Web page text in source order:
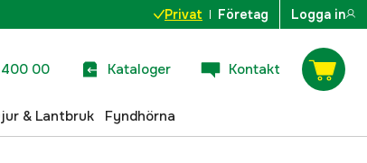
Privat Företag Logga in
00 Kataloger Kontakt
& Lantbruk Fyndhörna